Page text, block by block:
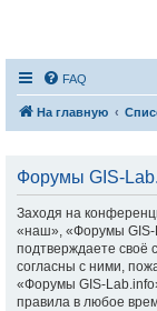
FAQ
На главную
Форумы GIS-
Заходя на
«наш», «Форумы GIS-
подтверждаете своё
согласны с ними,
«Форумы GIS-
правила в любое